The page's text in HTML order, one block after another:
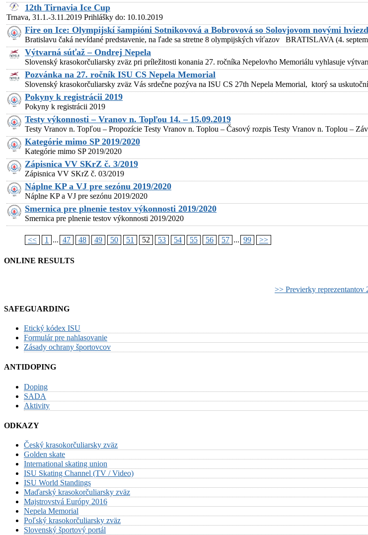
12th Tirnavia Ice Cup
Trnava, 31.1.-3.11.2019 Prihlášky do: 10.10.2019
Fire on Ice: Olympijskí šampióni Sotnikovová a Bobrovová so Solovjovom novými
Bratislavu čaká nevídané predstavenie, na ľade sa stretne 8 olympijských víťazov BRATISLAVA (4.
Výtvarná súťaž – Ondrej Nepela
Slovenský krasokorčuliarsky zväz pri príležitosti konania 27. ročníka Nepelovho Memoriálu vyhlasuje
Pozvánka na 27. ročník ISU CS Nepela Memorial
Slovenský krasokorčuliarsky zväz Vás srdečne pozýva na ISU CS 27th Nepela Memorial, ktorý sa
Pokyny k registrácii 2019
Pokyny k registrácii 2019
Testy výkonnosti – Vranov n. Topľou 14. – 15.09.2019
Testy Vranov n. Topľou – Propozície Testy Vranov n. Toplou – Časový rozpis Testy Vranov n. Toplou –
Kategórie mimo SP 2019/2020
Kategórie mimo SP 2019/2020
Zápisnica VV SKrZ č. 3/2019
Zápisnica VV SKrZ č. 03/2019
Náplne KP a VJ pre sezónu 2019/2020
Náplne KP a VJ pre sezónu 2019/2020
Smernica pre plnenie testov výkonnosti 2019/2020
Smernica pre plnenie testov výkonnosti 2019/2020
<< 1 ... 47 48 49 50 51 52 53 54 55 56 57 ... 99 >>
ONLINE RESULTS
>> Previerky reprezentantov
SAFEGUARDING
Etický kódex ISU
Formulár pre nahlasovanie
Zásady ochrany športovcov
ANTIDOPING
Doping
SADA
Aktivity
ODKAZY
Český krasokorčuliarsky zväz
Golden skate
International skating union
ISU Skating Channel (TV / Video)
ISU World Standings
Maďarský krasokorčuliarsky zväz
Majstrovstvá Európy 2016
Nepela Memorial
Poľský krasokorčuliarsky zväz
Slovenský športový portál